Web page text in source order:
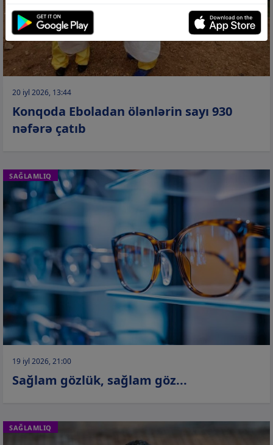
20 iyl 2026, 13:44
Konqoda Eboladan ölənlərin sayı 930
nəfərə çatıb
SAĞLAMLIQ
19 iyl 2026, 21:00
Sağlam gözlük, sağlam göz...
SAĞLAMLIQ